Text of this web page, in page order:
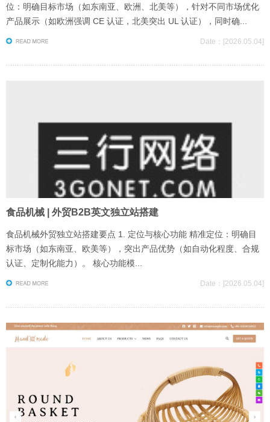
位：明确目标市场（如东南亚、欧洲、北美等），针对不同市场优化
产品展示（如欧洲强调 CE 认证，北美突出 UL 认证），同时确...
Date：[2026.05.04]
食品机械 | 外贸B2B英文独立站搭建
食品机械外贸独立站搭建要点 1. 定位与核心功能 精准定位：明确目
标市场（如东南亚、欧美等），突出产品优势（如自动化程度、合规
认证、定制化能力）。 核心功能模...
Date：[2026.05.04]